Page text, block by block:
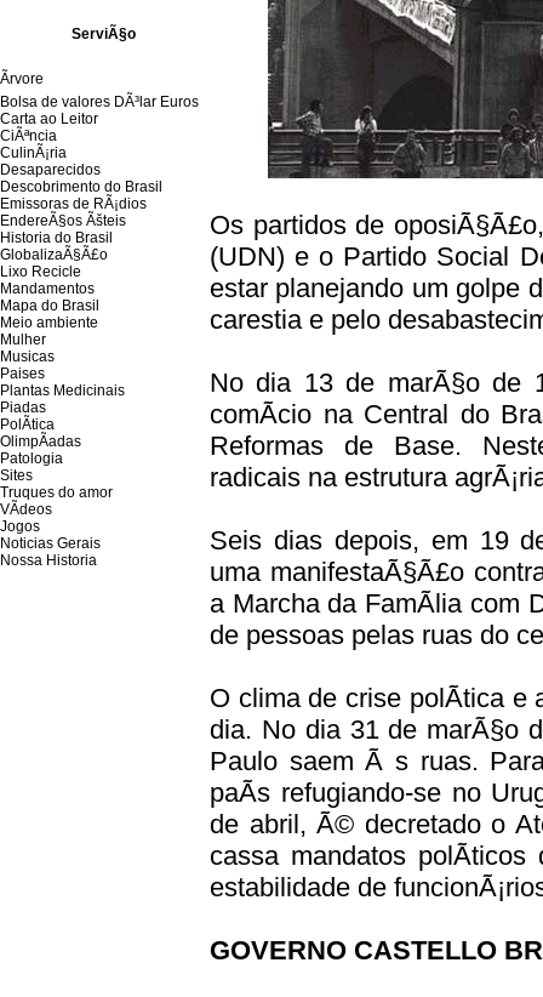
ServiÃ§o
Ãrvore
Bolsa de valores DÃ³lar Euros
Carta ao Leitor
CiÃªncia
CulinÃ¡ria
Desaparecidos
Descobrimento do Brasil
Emissoras de RÃ¡dios
EndereÃ§os Ãšteis
Historia do Brasil
GlobalizaÃ§Ã£o
Lixo Recicle
Mandamentos
Mapa do Brasil
Meio ambiente
Mulher
Musicas
Paises
Plantas Medicinais
Piadas
PolÃ­tica
OlimpÃ­adas
Patologia
Sites
Truques do amor
VÃ­deos
Jogos
Noticias Gerais
Nossa Historia
Os partidos de
(UDN) e o Partido Social
estar planejando um golpe
carestia e pelo
No dia 13 de marÃ§o de
comÃ­cio na Central do
Reformas de Base.
radicais na estrutura
Seis dias depois, em 19
uma manifestaÃ§Ã£o
a Marcha da FamÃ­lia com
de pessoas pelas ruas do
O clima de crise polÃ­tica e
dia. No dia 31 de marÃ§o
Paulo saem Ã s ruas.
paÃ­s refugiando-se no
de abril, Ã© decretado o
cassa mandatos
estabilidade de
GOVERNO CASTELLO